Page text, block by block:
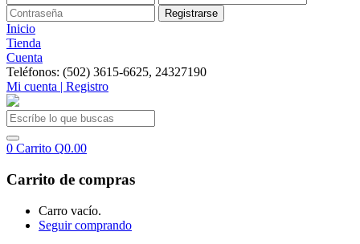
Inicio
Tienda
Cuenta
Teléfonos: (502) 3615-6625, 24327190
Mi cuenta | Registro
0 Carrito Q0.00
Carrito de compras
Carro vacío.
Seguir comprando